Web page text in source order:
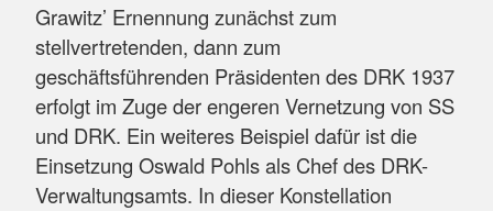
Grawitz’ Ernennung zunächst zum
stellvertretenden, dann zum
geschäftsführenden Präsidenten des DRK 1937
erfolgt im Zuge der engeren Vernetzung von SS
und DRK. Ein weiteres Beispiel dafür ist die
Einsetzung Oswald Pohls als Chef des DRK-
Verwaltungsamts. In dieser Konstellation